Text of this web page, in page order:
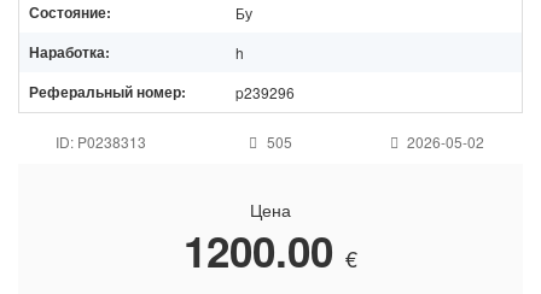
Состояние:
Бу
Наработка: h
Реферальный номер: p239296
ID: P0238313 505 2026-05-02
Цена
1200.00 €